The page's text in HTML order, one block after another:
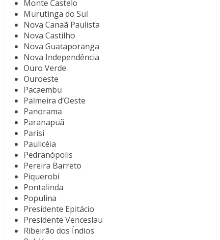
Monte Castelo
Murutinga do Sul
Nova Canaã Paulista
Nova Castilho
Nova Guataporanga
Nova Independência
Ouro Verde
Ouroeste
Pacaembu
Palmeira d’Oeste
Panorama
Paranapuã
Parisi
Paulicéia
Pedranópolis
Pereira Barreto
Piquerobi
Pontalinda
Populina
Presidente Epitácio
Presidente Venceslau
Ribeirão dos Índios